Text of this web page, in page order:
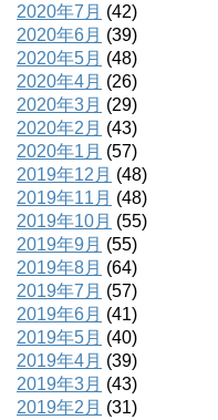
2020年7月 (42)
2020年6月 (39)
2020年5月 (48)
2020年4月 (26)
2020年3月 (29)
2020年2月 (43)
2020年1月 (57)
2019年12月 (48)
2019年11月 (48)
2019年10月 (55)
2019年9月 (55)
2019年8月 (64)
2019年7月 (57)
2019年6月 (41)
2019年5月 (40)
2019年4月 (39)
2019年3月 (43)
2019年2月 (31)